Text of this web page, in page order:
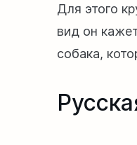
Для этого
вид он
собака,